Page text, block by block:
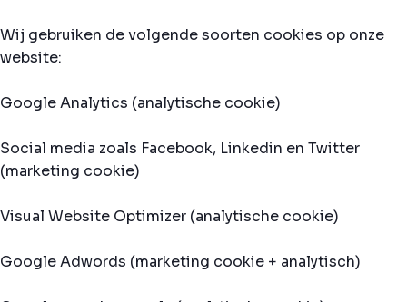
Wij gebruiken de volgende soorten cookies op onze
website:
Google Analytics (analytische cookie)
Social media zoals Facebook, Linkedin en Twitter
(marketing cookie)
Visual Website Optimizer (analytische cookie)
Google Adwords (marketing cookie + analytisch)